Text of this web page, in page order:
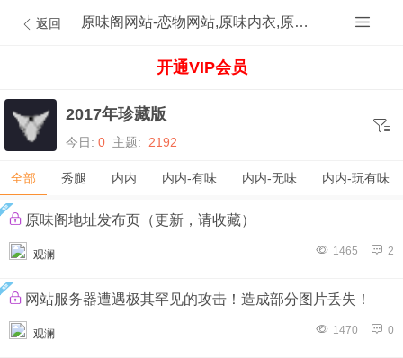
返回 原味阁网站-恋物网站,原味内衣,原味内裤,原味丝袜,原味内内,原味MM,原味原创的原味论坛
开通VIP会员
2017年珍藏版
今日: 0 主题: 2192
全部 秀腿 内内 内内-有味 内内-无味 内内-玩有味
原味阁地址发布页（更新，请收藏）
观澜 1465 2
网站服务器遭遇极其罕见的攻击！造成部分图片丢失！
观澜 1470 0